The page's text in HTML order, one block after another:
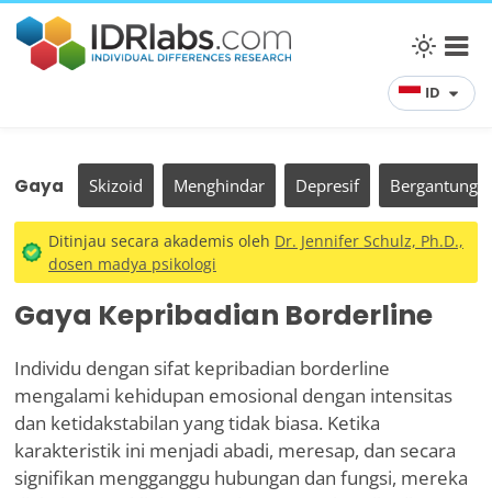
ID
Gaya Skizoid Menghindar Depresif Bergantung
Ditinjau secara akademis oleh Dr. Jennifer Schulz, Ph.D.,
dosen madya psikologi
Gaya Kepribadian Borderline
Individu dengan sifat kepribadian borderline
mengalami kehidupan emosional dengan intensitas
dan ketidakstabilan yang tidak biasa. Ketika
karakteristik ini menjadi abadi, meresap, dan secara
signifikan mengganggu hubungan dan fungsi, mereka